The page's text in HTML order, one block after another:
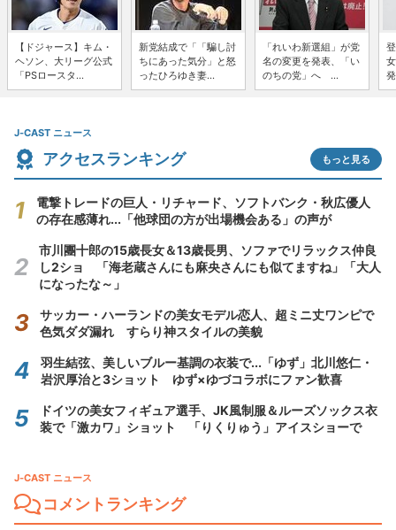
【ドジャース】キム・
ヘソン、大リーグ公式
「PSロースタ...
新党結成で「「騙し討
ちにあった気分」と怒
ったひろゆき妻...
「れいわ新選組」が党
名の変更を発表、「い
のちの党」へ ...
J-CAST ニュース
アクセスランキング もっと見る
電撃トレードの巨人・リチャード、ソフトバンク・秋広優人
の存在感薄れ...「他球団の方が出場機会ある」の声が
市川團十郎の15歳長女＆13歳長男、ソファでリラックス仲良
し2ショ 「海老蔵さんにも麻央さんにも似てますね」「大人
になったな～」
サッカー・ハーランドの美女モデル恋人、超ミニ丈ワンピで
色気ダダ漏れ すらり神スタイルの美貌
羽生結弦、美しいブルー基調の衣装で...「ゆず」北川悠仁・
岩沢厚治と3ショット ゆず×ゆづコラボにファン歓喜
ドイツの美女フィギュア選手、JK風制服＆ルーズソックス衣
装で「激カワ」ショット 「りくりゅう」アイスショーで
J-CAST ニュース
コメントランキング